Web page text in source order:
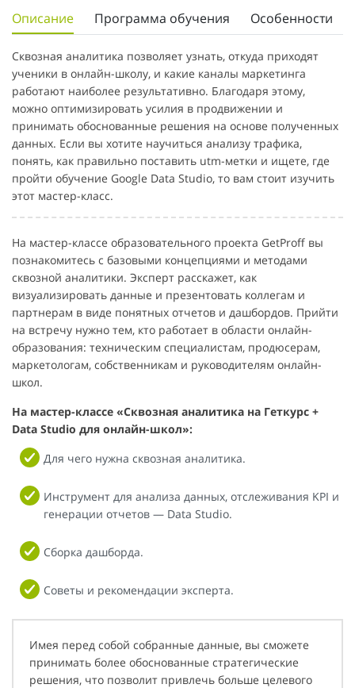
Описание Программа обучения Особенности
Сквозная аналитика позволяет узнать, откуда приходят
ученики в онлайн-школу, и какие каналы маркетинга
работают наиболее результативно. Благодаря этому,
можно оптимизировать усилия в продвижении и
принимать обоснованные решения на основе полученных
данных. Если вы хотите научиться анализу трафика,
понять, как правильно поставить utm-метки и ищете, где
пройти обучение Google Data Studio, то вам стоит изучить
этот мастер-класс.
На мастер-классе образовательного проекта GetProff вы
познакомитесь с базовыми концепциями и методами
сквозной аналитики. Эксперт расскажет, как
визуализировать данные и презентовать коллегам и
партнерам в виде понятных отчетов и дашбордов. Прийти
на встречу нужно тем, кто работает в области онлайн-
образования: техническим специалистам, продюсерам,
маркетологам, собственникам и руководителям онлайн-
школ.
На мастер-классе «Сквозная аналитика на Геткурс +
Data Studio для онлайн-школ»:
Для чего нужна сквозная аналитика.
Инструмент для анализа данных, отслеживания KPI и
генерации отчетов — Data Studio.
Сборка дашборда.
Советы и рекомендации эксперта.
Имея перед собой собранные данные, вы сможете
принимать более обоснованные стратегические
решения, что позволит привлечь больше целевого